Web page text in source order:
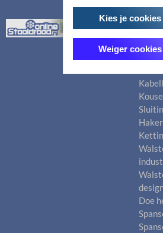
Doe
Kies je cookies
Weiger cookies